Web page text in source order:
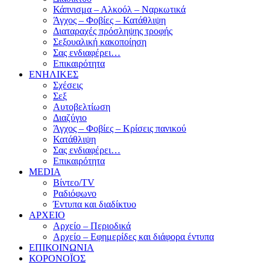
Κάπνισμα – Αλκοόλ – Ναρκωτικά
Άγχος – Φοβίες – Κατάθλιψη
Διαταραχές πρόσληψης τροφής
Σεξουαλική κακοποίηση
Σας ενδιαφέρει…
Επικαιρότητα
ΕΝΗΛΙΚΕΣ
Σχέσεις
Σεξ
Αυτοβελτίωση
Διαζύγιο
Άγχος – Φοβίες – Κρίσεις πανικού
Κατάθλιψη
Σας ενδιαφέρει…
Επικαιρότητα
MEDIA
Βίντεο/TV
Ραδιόφωνο
Έντυπα και διαδίκτυο
ΑΡΧΕΙΟ
Αρχείο – Περιοδικά
Αρχείο – Εφημερίδες και διάφορα έντυπα
ΕΠΙΚΟΙΝΩΝΙΑ
ΚΟΡΟΝΟΪΟΣ